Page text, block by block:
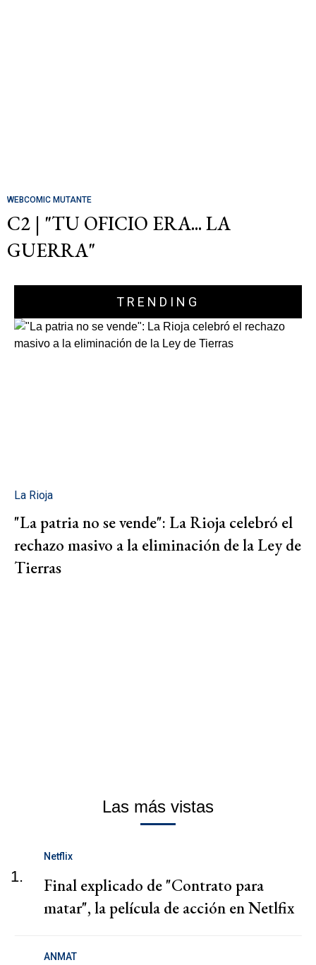
WEBCOMIC MUTANTE
C2 | "TU OFICIO ERA... LA
GUERRA"
TRENDING
La Rioja
"La patria no se vende": La Rioja celebró el
rechazo masivo a la eliminación de la Ley de
Tierras
Las más vistas
1.
Netflix
Final explicado de "Contrato para
matar", la película de acción en Netlfix
ANMAT